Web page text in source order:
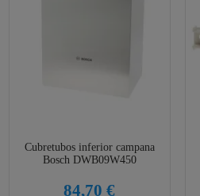
Cubretubos inferior campana
Bosch DWB09W450
84,70 €